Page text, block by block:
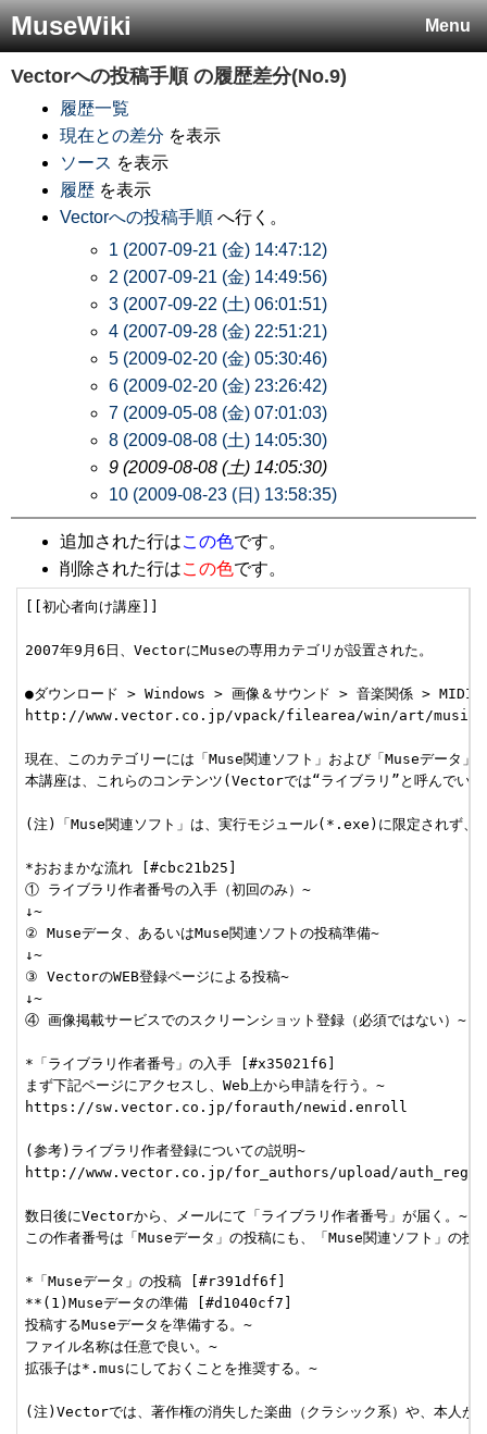
Menu
MuseWiki
Vectorへの投稿手順 の履歴差分(No.9)
履歴一覧
現在との差分 を表示
ソース を表示
履歴 を表示
Vectorへの投稿手順 へ行く。
1 (2007-09-21 (金) 14:47:12)
2 (2007-09-21 (金) 14:49:56)
3 (2007-09-22 (土) 06:01:51)
4 (2007-09-28 (金) 22:51:21)
5 (2009-02-20 (金) 05:30:46)
6 (2009-02-20 (金) 23:26:42)
7 (2009-05-08 (金) 07:01:03)
8 (2009-08-08 (土) 14:05:30)
9 (2009-08-08 (土) 14:05:30)
10 (2009-08-23 (日) 13:58:35)
追加された行はこの色です。
削除された行はこの色です。
[[初心者向け講座]]
2007年9月6日、VectorにMuseの専用カテゴリが設置された。
●ダウンロード > Windows > 画像＆サウンド > 音楽関係 > MIDI
http://www.vector.co.jp/vpack/filearea/win/art/music/
現在、このカテゴリーには「Muse関連ソフト」および「Museデータ」
本講座は、これらのコンテンツ(Vectorでは“ライブラリ”と呼んでい
(注)「Muse関連ソフト」は、実行モジュール(*.exe)に限定されず、
*おおまかな流れ [#cbc21b25]
① ライブラリ作者番号の入手（初回のみ）~
↓~
② Museデータ、あるいはMuse関連ソフトの投稿準備~
↓~
③ VectorのWEB登録ページによる投稿~
↓~
④ 画像掲載サービスでのスクリーンショット登録（必須ではない）~
*「ライブラリ作者番号」の入手 [#x35021f6]
まず下記ページにアクセスし、Web上から申請を行う。~
https://sw.vector.co.jp/forauth/newid.enroll
(参考)ライブラリ作者登録についての説明~
http://www.vector.co.jp/for_authors/upload/
数日後にVectorから、メールにて「ライブラリ作者番号」が届く。~
この作者番号は「Museデータ」の投稿にも、「Muse関連ソフト」の投
*「Museデータ」の投稿 [#r391df6f]
**(1)Museデータの準備 [#d1040cf7]
投稿するMuseデータを準備する。~
ファイル名称は任意で良い。~
拡張子は*.musにしておくことを推奨する。~
(注)Vectorでは、著作権の消失した楽曲（クラシック系）や、本人が